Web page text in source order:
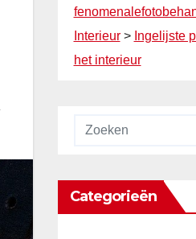
Interieur> Ingelijste
het interieur
Categorieën